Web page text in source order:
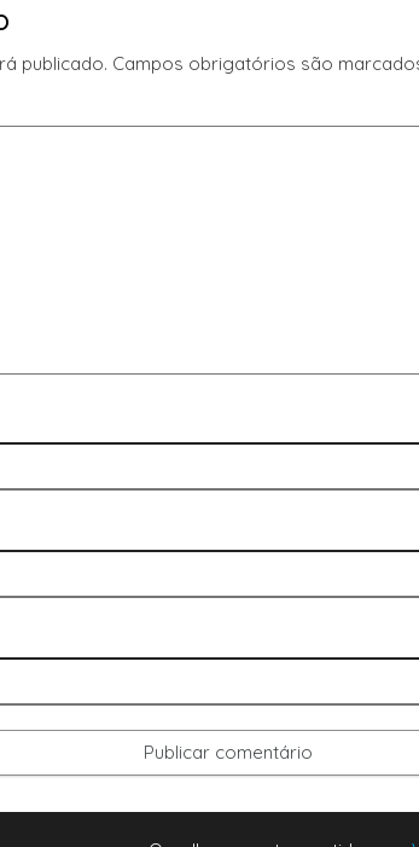
publicado. Campos obrigatórios são